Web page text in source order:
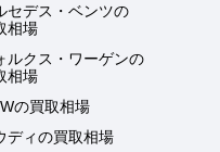
セデス・ベンツの
相場
ルクス・ワーゲンの
相場
の買取相場
ディの買取相場